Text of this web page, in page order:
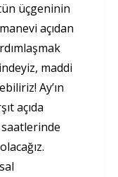
üçgeninin
açıdan
maddi
Ay’ın
açıda